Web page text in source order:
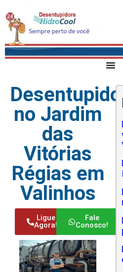
no Jardim
das
Vitórias
Régias em
Valinhos
Ligue
Agora!
Fale
Conosco!